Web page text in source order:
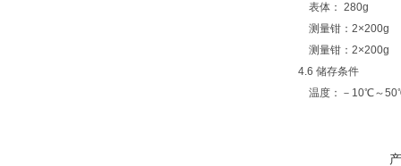
表体： 280g
测量钳：2×200g
测量钳：2×200g
4.6 储存条件
温度：－10℃～